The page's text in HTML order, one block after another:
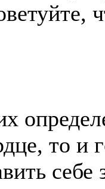
тο и
себе